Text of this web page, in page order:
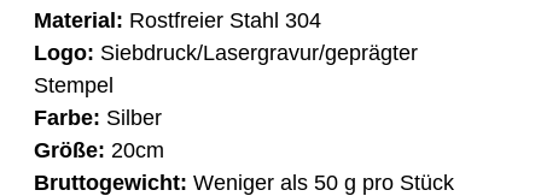
Material: Rostfreier Stahl 304
Logo: Siebdruck/Lasergravur/geprägter
Stempel
Farbe: Silber
Größe: 20cm
Bruttogewicht: Weniger als 50 g pro Stück